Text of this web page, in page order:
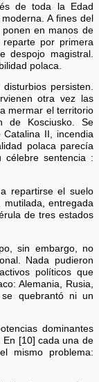
de toda la Edad
A fines del
en manos de
por primera
magistral.
polaca.
persisten.
otra vez las
mermar el territorio
de Kosciusko. Se
II, incendia
polaca parecía
célebre sentencia :
repartirse el suelo
mutilada, entregada
de tres estados
sin embargo, no
Nada pudieron
políticos que
Alemania, Rusia,
quebrantó ni un
dominantes
[10] cada una de
mismo problema: